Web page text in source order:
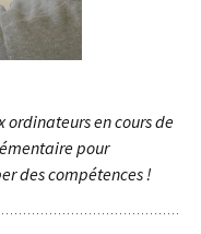
ordinateursen cours de
pour
des compétences !